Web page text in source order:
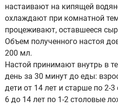
настаивают на кипящей
охлаждают при комнатной
процеживают, оставшееся
Объем полученного настоя
200 мл.
Настой принимают внутрь в
день за 30 минут до еды:
дети от 14 лет и старше по 2-
6 до 14 лет по 1-2 столовые